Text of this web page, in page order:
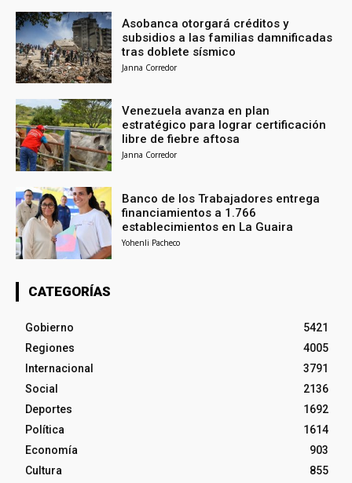
Asobanca otorgará créditos y
subsidios a las familias damnificadas
tras doblete sísmico
Janna Corredor
Venezuela avanza en plan
estratégico para lograr certificación
libre de fiebre aftosa
Janna Corredor
Banco de los Trabajadores entrega
financiamientos a 1.766
establecimientos en La Guaira
Yohenli Pacheco
CATEGORÍAS
Gobierno
5421
Regiones
4005
Internacional
3791
Social
2136
Deportes
1692
Política
1614
Economía
903
Cultura
855